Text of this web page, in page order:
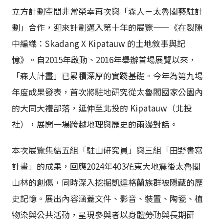
立方計劃空間非常榮幸再次與「森人－太魯閣藝駐計
劃」合作，迎來計劃邁入第十年的展覽——《在裂隙
中編織：Skadang X Kipatauw 的土地敘事與記
憶》。自2015年啟動、2016年舉辦首場展覽以來，
「森人計畫」已累積深厚的實踐基礎。今年為第九場
年度成果發表，首次將駐地研究從太魯閣國家公園內
的大同大禮部落，延伸至北投的 Kipatauw（北投
社），展開一場跨越地理與歷史的兩邊對話。
本次展覽集結五組「駐山研究員」與三組「田野書寫
計畫」的成果，回應2024年403花東大地震後太魯閣
山林的創傷，同時深入挖掘凱達格蘭族群被隱藏的歷
史記憶。展出內容涵蓋文件、影音、裝置、陶瓷、植
物染與公共活動，呈現參與者以身體勞動與長期研